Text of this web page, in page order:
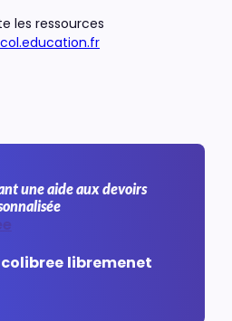
les ressources
une aide aux devoirs
libremenet